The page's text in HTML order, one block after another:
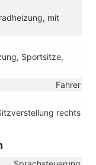
mit
Sportsitze,
Fahrer
rechts